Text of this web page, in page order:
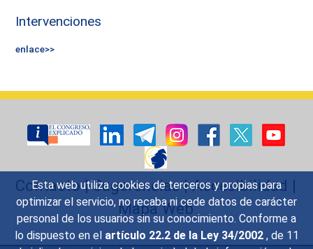
Esta web utiliza cookies de terceros y propias para
optimizar el servicio, no recaba ni cede datos de carácter
personal de los usuarios sin su conocimiento. Conforme a
lo dispuesto en el artículo 22.2 de la Ley 34/2002 , de 11
Intervenciones
enlace>>
Contacto|Sugerencias|Accesibilidad |
Mapa Web